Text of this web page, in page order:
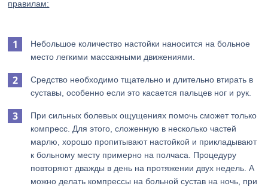
правилам:
Небольшое количество настойки наносится на больное
место легкими массажными движениями.
Средство необходимо тщательно и длительно втирать в
суставы, особенно если это касается пальцев ног и рук.
При сильных болевых ощущениях помочь сможет только
компресс. Для этого, сложенную в несколько частей
марлю, хорошо пропитывают настойкой и прикладывают
к больному месту примерно на полчаса. Процедуру
повторяют дважды в день на протяжении двух недель. А
можно делать компрессы на больной сустав на ночь, при